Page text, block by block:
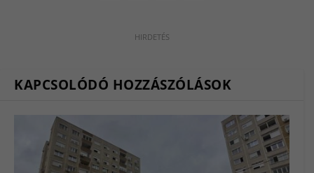
KAPCSOLÓDÓ HOZZÁSZÓLÁSOK